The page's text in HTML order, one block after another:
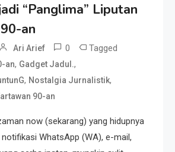
“Panglima” Liputan
an
Ari Arief 0 Tagged
an, Gadget Jadul.,
, Nostalgia Jurnalistik,
90-an
now (sekarang) yang hidupnya
notifikasi WhatsApp (WA), e-mail,